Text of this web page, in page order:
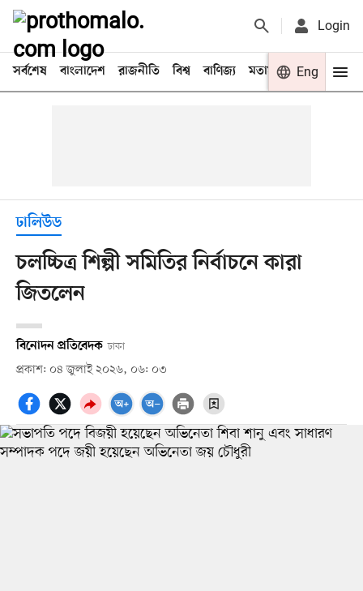
Login
সর্বশেষ বাংলাদেশ রাজনীতি বিশ্ব বাণিজ্য মতামত খেলা
Eng
ঢালিউড
চলচ্চিত্র শিল্পী সমিতির নির্বাচনে কারা
জিতলেন
বিনোদন প্রতিবেদক ঢাকা
প্রকাশ: ০৪ জুলাই ২০২৬, ০৬: ০৩